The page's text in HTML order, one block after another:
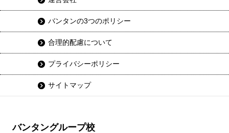
バンタンの3つのポリシー
合理的配慮について
プライバシーポリシー
サイトマップ
バンタングループ校